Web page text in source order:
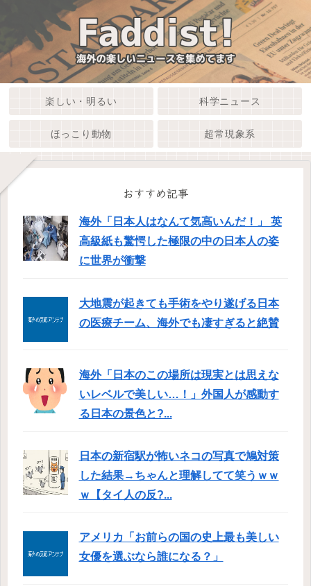
楽しい・明るい 科学ニュース
ほっこり動物 超常現象系
おすすめ記事
海外「日本人はなんて気高いんだ！」 英
高級紙も驚愕した極限の中の日本人の姿
に世界が衝撃
大地震が起きても手術をやり遂げる日本
の医療チーム、海外でも凄すぎると絶賛
海外「日本のこの場所は現実とは思えな
いレベルで美しい…！」外国人が感動す
る日本の景色と?...
日本の新宿駅が怖いネコの写真で鳩対策
した結果→ちゃんと理解してて笑うｗｗ
ｗ【タイ人の反?...
アメリカ「お前らの国の史上最も美しい
女優を選ぶなら誰になる？」